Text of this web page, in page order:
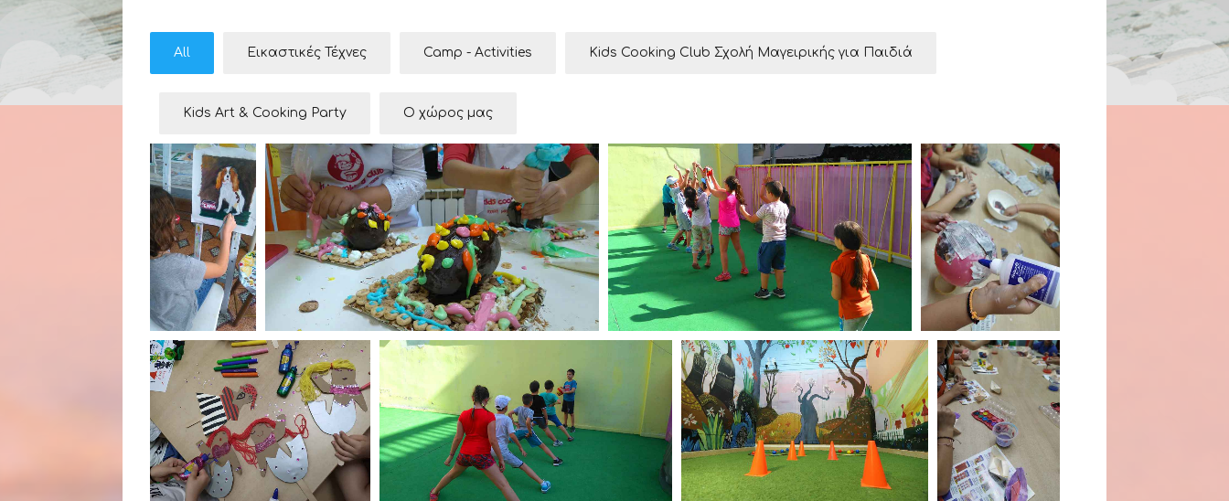
All Εικαστικές Τέχνες Camp - Activities Kids Cooking Club Σχολή Μαγειρικής για Παιδιά
Kids Art & Cooking Party Ο χώρος μας